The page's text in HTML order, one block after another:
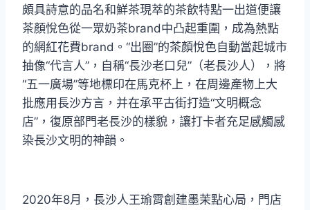
頗具詩意的品名和鮮茶現萃的茶飲特點一出道便讓
茶顏悅色從一眾奶茶brand中凸起重圍，成為熱點
的網紅花費brand。“出圈”的茶顏悅色自動當起城市
抽像“代言人”，自稱“長沙老口兒”（老長沙人），將
“五一廣場”等地標印在馬克杯上，在周邊產物上大
批應用長沙方言，并在承平古街打造“文明概念
店”，復原部門老長沙的樣貌，讓打卡者充足感觸感
染長沙文明的神韻。
2020年8月，長沙人王瑜霄創建墨茉點心局，門店